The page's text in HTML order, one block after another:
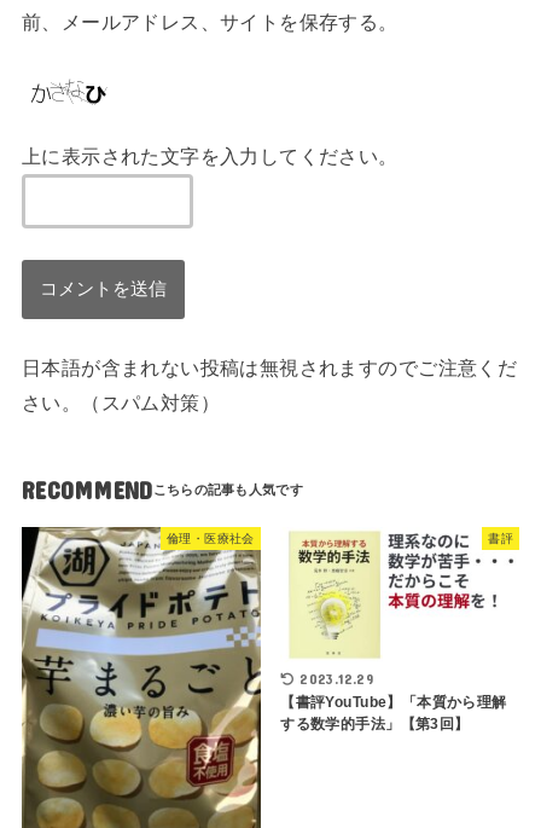
前、メールアドレス、サイトを保存する。
上に表示された文字を入力してください。
日本語が含まれない投稿は無視されますのでご注意くだ
さい。（スパム対策）
RECOMMEND
倫理・医療社会 書評
2023.12.29
【書評YouTube】「本質から理解
する数学的手法」【第3回】